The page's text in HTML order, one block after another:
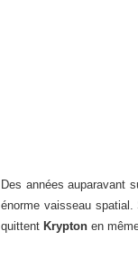
Des années auparavant
énorme vaisseau
quittent Krypton en